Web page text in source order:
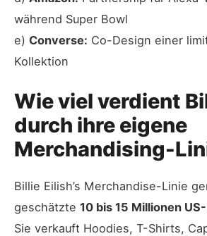
während Super Bowl
e) Converse: Co-Design einer
Kollektion
Wie viel verdient
durch ihre eigene
Merchandising-
Billie Eilish’s Merchandise-Linie
geschätzte 10 bis 15 Millionen
Sie verkauft Hoodies, T-Shirts,